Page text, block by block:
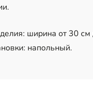
ширина от 30
напольный.